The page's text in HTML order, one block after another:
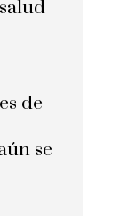
de
se